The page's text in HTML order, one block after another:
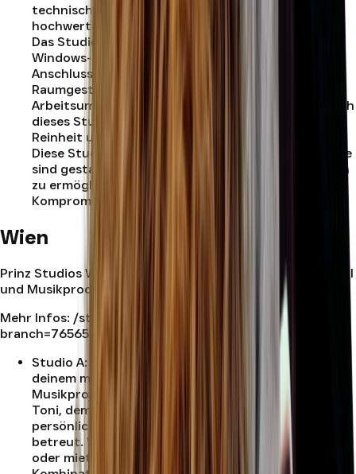
technischen Voraussetzungen, um qualitativ
hochwertige Musikproduktionen zu ermöglichen.
Das Studio unterstützt sowohl Mac- als auch
Windows-Betriebssysteme und bietet flexible
Anschlussmöglichkeiten für externe Geräte. Die
Raumgestaltung fördert eine produktive
Arbeitsumgebung, und ähnlich wie Studio A, ist auch
dieses Studio als Nichtraucherzone deklariert, um
Reinheit und Klarheit der Luft zu gewährleisten.
Diese Studios sind mehr als nur Aufnahmeräume; sie
sind gestaltet, um Künstler zu inspirieren und ihnen
zu ermöglichen, ihre musikalischen Visionen ohne
Kompromisse zu verwirklichen.
Wien
Prinz Studios Wien ist dein Standort für Recording, Vocal
und Musikproduktion in Wien.
Mehr Infos: /standort/wien
/buchen?
branch=765651
Studio A:
Willkommen im Prinz Studios Wien –
deinem modernen Tonstudio für hochwertige
Musikproduktionen. Geleitet wird der Standort von
Toni, dem erfahrenen Head Engineer, der dich
persönlich bei Recording, Mixing und Mastering
betreut. Wenn du ein Tonstudio in Wien buchen
oder mieten möchtest, findest du hier die perfekte